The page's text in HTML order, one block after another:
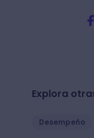
Explora
Desempeño